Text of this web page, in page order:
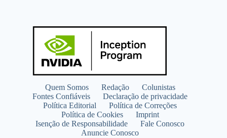
Quem Somos Redação
Colunistas
Fontes Confiáveis
Declaração de privacidade
Política Editorial
Política de Correções
Política de Cookies
Imprint
Isenção de Responsabilidade
Fale Conosco
Anuncie Conosco